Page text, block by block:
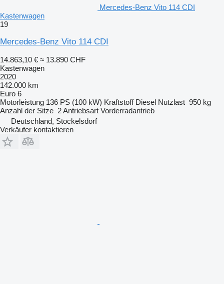
Mercedes-Benz Vito 114 CDI
Kastenwagen
19
Mercedes-Benz Vito 114 CDI
14.863,10 € ≈ 13.890 CHF
Kastenwagen
2020
142.000 km
Euro 6
Motorleistung 136 PS (100 kW) Kraftstoff Diesel Nutzlast 950 kg
Anzahl der Sitze 2Antriebsart Vorderradantrieb
Deutschland, Stockelsdorf
Verkäufer kontaktieren